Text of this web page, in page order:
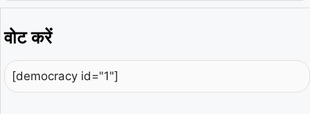
वोट करें
[democracy id="1"]